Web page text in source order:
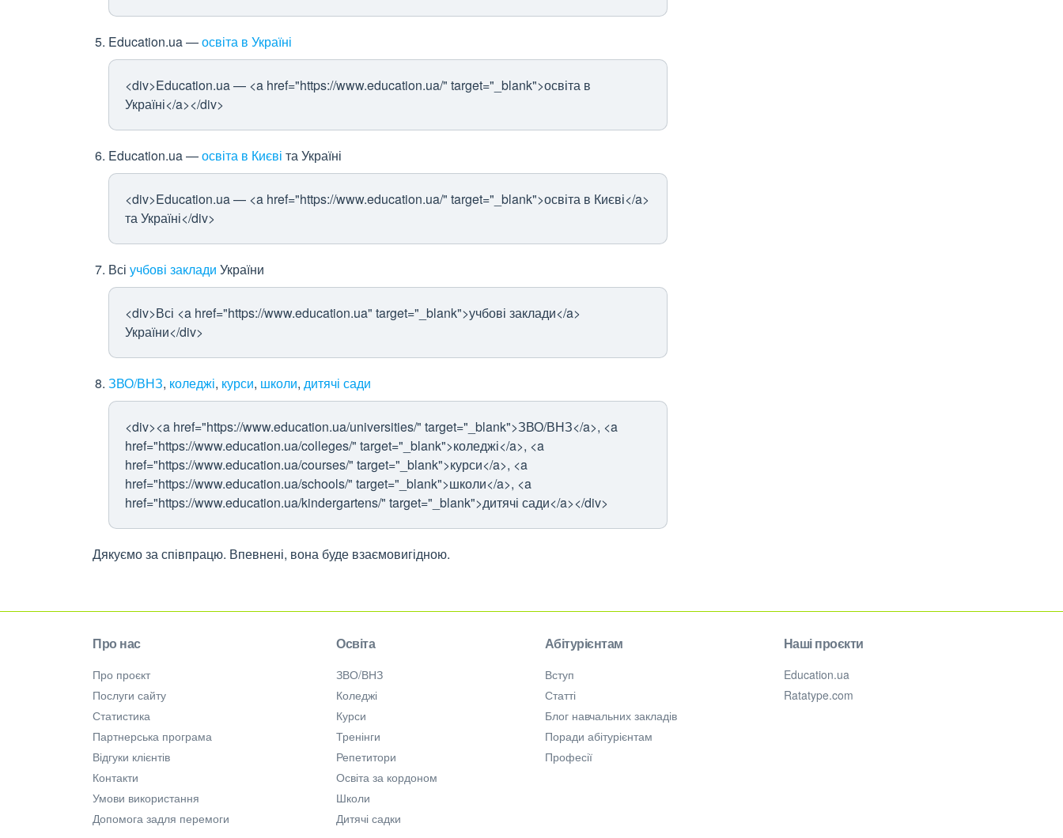
Education.ua —освіта в Україні
<div>Education.ua — <a href="https://www.education.ua/" target="_blank">освіта в
Україні</a></div>
Education.ua —освіта в Києві та Україні
<div>Education.ua — <a href="https://www.education.ua/" target="_blank">освіта в Києві</a>
та Україні</div>
Всі учбові заклади України
<div>Всі <a href="https://www.education.ua" target="_blank">учбові заклади</a>
України</div>
ЗВО/ВНЗ, коледжі, курси, школи, дитячі сади
<div><a href="https://www.education.ua/universities/" target="_blank">ЗВО/ВНЗ</a>, <a
href="https://www.education.ua/colleges/" target="_blank">коледжі</a>, <a
href="https://www.education.ua/courses/" target="_blank">курси</a>, <a
href="https://www.education.ua/schools/" target="_blank">школи</a>, <a
href="https://www.education.ua/kindergartens/" target="_blank">дитячі сади</a></div>
Дякуємо за співпрацю. Впевнені, вона буде взаємовигідною.
Про нас
Про проєкт
Послуги сайту
Статистика
Партнерська програма
Відгуки клієнтів
Контакти
Умови використання
Допомога задля перемоги
Освіта
ЗВО/ВНЗ
Коледжі
Курси
Тренінги
Репетитори
Освіта за кордоном
Школи
Дитячі садки
Абітурієнтам
Вступ
Статті
Блог навчальних закладів
Поради абітурієнтам
Професії
Наші проєкти
Education.ua
Ratatype.com